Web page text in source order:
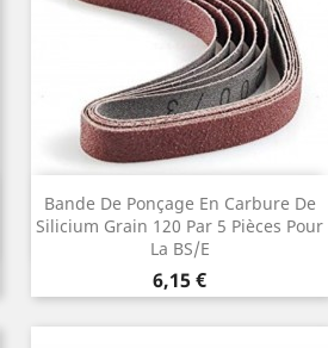
Bande De Ponçage En Carbure De
Silicium Grain 120 Par 5 Pièces Pour
La BS/E
Prix
6,15 €
 Aperçu rapide